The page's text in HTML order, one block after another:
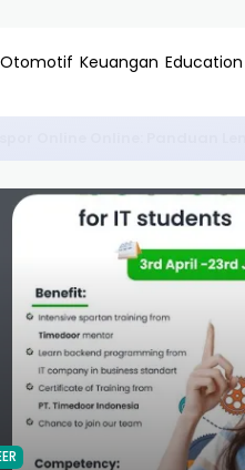
Otomotif Keuangan Education